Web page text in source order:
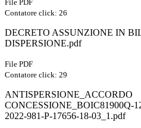
File PDF
Contatore click: 26
DECRETO ASSUNZIONE IN
DISPERSIONE.pdf
File PDF
Contatore click: 29
ANTISPERSIONE_ACCORDO
CONCESSIONE_BOIC81900Q-
2022-981-P-17656-18-03_1.pdf